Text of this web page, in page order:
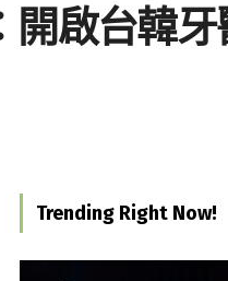
開啟台韓
Trending Right Now!